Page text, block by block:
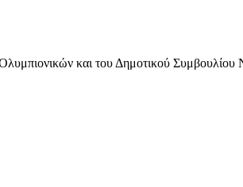
και του Δημοτικού